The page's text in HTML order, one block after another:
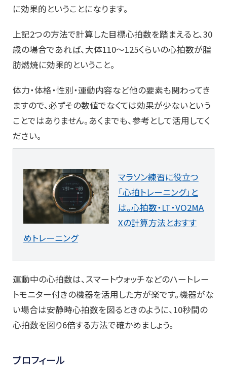
に効果的ということになります。
上記2つの方法で計算した目標心拍数を踏まえると、30
歳の場合であれば、大体110～125くらいの心拍数が脂
肪燃焼に効果的ということ。
体力・体格・性別・運動内容など他の要素も関わってき
ますので、必ずその数値でなくては効果が少ないという
ことではありません。あくまでも、参考として活用してく
ださい。
マラソン練習に役立つ
「心拍トレーニング」と
は。心拍数・LT・VO2MA
Xの計算方法とおすす
めトレーニング
運動中の心拍数は、スマートウォッチなどのハートレー
トモニター付きの機器を活用した方が楽です。機器がな
い場合は安静時心拍数を図るときのように、10秒間の
心拍数を図り6倍する方法で確かめましょう。
プロフィール